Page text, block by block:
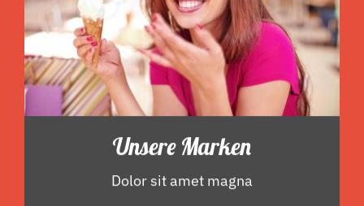
Unsere Marken
Dolor sit amet magna